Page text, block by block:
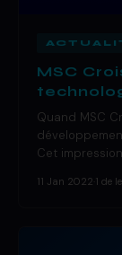
MSC
Quand MSC
Cet
11 Jan 2022 1 de